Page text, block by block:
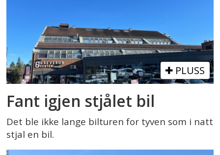
PLUSS
Fant igjen stjålet bil
Det ble ikke lange bilturen for tyven som i natt
stjal en bil.